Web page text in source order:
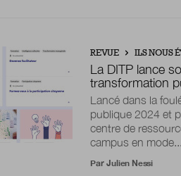
REVUE ILS NOUS
La DITP lance
transformation
Lancé dans la
publique 2024 et
centre de
campus en mode...
Par Julien Nessi